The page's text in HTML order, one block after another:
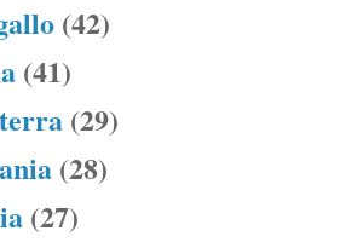
(42)
(41)
(29)
(28)
(27)